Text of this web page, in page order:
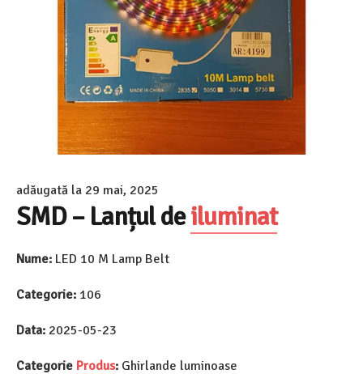
adăugată la 29 mai, 2025
SMD – Lanțul deiluminat
Nume: LED 10 M Lamp Belt
Categorie: 106
Data: 2025-05-23
Categorie Produs: Ghirlande luminoase